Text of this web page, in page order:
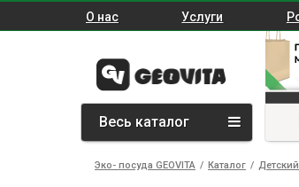
О нас Услуги
Весь каталог
Эко- посуда GEOVITA / Каталог /